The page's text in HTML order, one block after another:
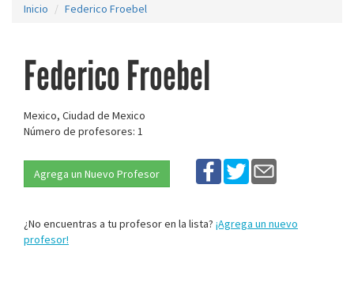
Inicio Federico Froebel
Federico Froebel
Mexico, Ciudad de Mexico
Número de profesores: 1
Agrega un Nuevo Profesor
¿No encuentras a tu profesor en la lista? ¡Agrega un nuevo
profesor!